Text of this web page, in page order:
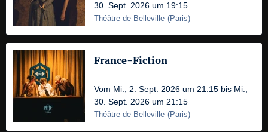
30. Sept. 2026 um 19:15
Théâtre de Belleville (Paris)
France-Fiction
Vom Mi., 2. Sept. 2026 um 21:15 bis Mi.,
30. Sept. 2026 um 21:15
Théâtre de Belleville (Paris)